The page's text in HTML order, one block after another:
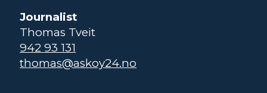
Journalist
Thomas Tveit
942 93 131
thomas@askoy24.no